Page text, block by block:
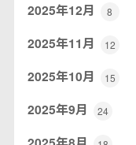
2025年12月 8
2025年11月 12
2025年10月 15
2025年9月 24